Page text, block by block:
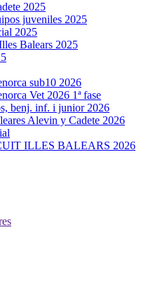
2025
juveniles 2025
2025
Balears 2025
sub10 2026
Vet 2026 1ª fase
benj. inf. i junior 2026
Alevin y Cadete 2026
ILLES BALEARS 2026